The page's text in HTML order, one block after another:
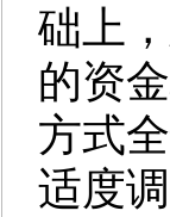
础上
的资
方式
适度